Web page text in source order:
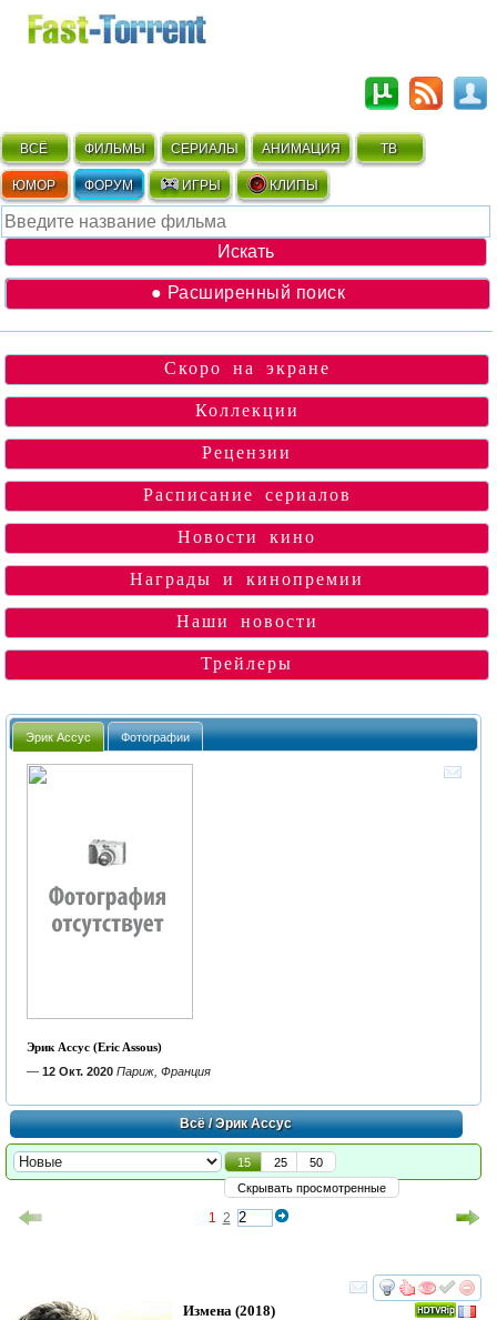
ВСЁ ФИЛЬМЫ СЕРИАЛЫ АНИМАЦИЯ ТВ
ЮМОР ФОРУМ ИГРЫ КЛИПЫ
● Расширенный поиск
Скоро на экране
Коллекции
Рецензии
Расписание сериалов
Новости кино
Награды и кинопремии
Наши новости
Трейлеры
Эрик Ассус Фотографии
Эрик Ассус (Eric Assous)
— 12 Окт. 2020 Париж, Франция
Всё/ Эрик Ассус
15 25
50
Скрывать просмотренные
1 2
смотреть
Измена (2018)